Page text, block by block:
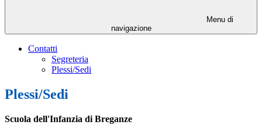
Menu di
navigazione
Contatti
Segreteria
Plessi/Sedi
Plessi/Sedi
Scuola dell'Infanzia di Breganze